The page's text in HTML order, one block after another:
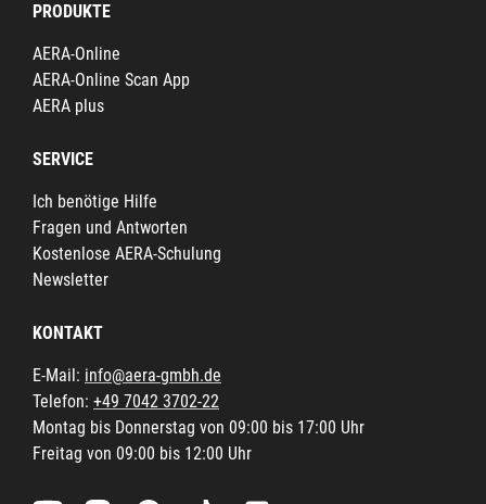
PRODUKTE
AERA-Online
AERA-Online Scan App
AERA plus
SERVICE
Ich benötige Hilfe
Fragen und Antworten
Kostenlose AERA-Schulung
Newsletter
KONTAKT
E-Mail: info@aera-gmbh.de
Telefon: +49 7042 3702-22
Montag bis Donnerstag von 09:00 bis 17:00 Uhr
Freitag von 09:00 bis 12:00 Uhr